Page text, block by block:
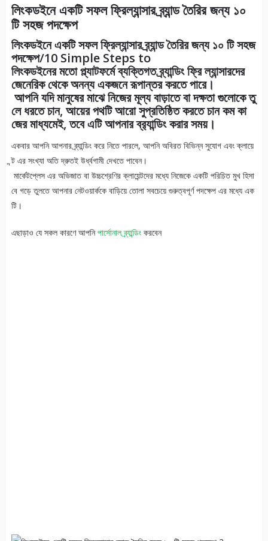
লিংকডইনে একটি সফল ফ্রিল্যান্সার ব্র্যান্ড তৈরির জন্য ১০
টি সহজ পদক্ষেপ
লিংকডইনে একটি সফল ফ্রিল্যান্সার ব্র্যান্ড তৈরির জন্য ১০ টি সহজ
পদক্ষেপ/10 Simple Steps to
লিংকডইনের মতো প্ল্যাটফর্মে ব্যক্তিগত ব্র্যান্ডিং ফ্রি ল্যান্সারদের
জেনেরিক থেকে অনন্য একজনে রূপান্তর করতে পারে।
আপনি যদি মানুষের মাঝে নিজের মূল্য বাড়াতে বা দক্ষতা গুলোকে তু
লে ধরতে চান, আয়ের পথটি আরো সুপ্রতিষ্ঠিত করতে চান কম কা
জের মাধ্যমেই, তবে এটি আপনার ব্র‍্যান্ডিং করার সময়।
একবার আপনি আপনার ব্র্যান্ডিং করে নিতে পারলে, আপনি অবিরত বিভিন্ন সুযোগ এবং ক্লায়ে
ন্ট এর সংখ্যা অতি দ্রুতই উর্ধ্বগামী দেখতে পাবেন।
মার্কেটপ্লেস এর অভিজাত বা উচ্চশ্রেণির ক্লায়েন্টদের মধ্যে নিজেকে একটি পরিচিত মুখ হিসা
বে গড়ে তুলতে আপনার নেটওয়ার্ককে বাড়িয়ে তোলা সবচেয়ে গুরুত্বপূর্ণ পদক্ষেপ এর মধ্যে এক
টি।
এছাড়াও যে সকল কারণে আপনিপার্সোনাল ব্র্যান্ডিংকরবেন